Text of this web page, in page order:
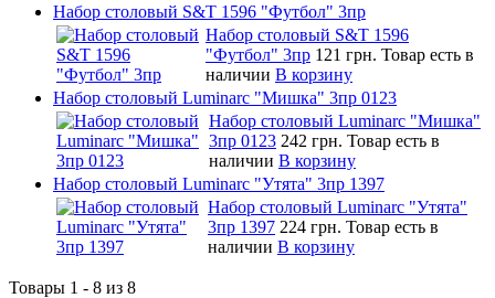
Набор столовый S&T 1596 "Футбол" 3пр
Набор столовый S&T 1596
"Футбол" 3пр 121 грн. Товар есть в
наличии В корзину
Набор столовый Luminarc "Мишка" 3пр 0123
Набор столовый Luminarc "Мишка"
3пр 0123 242 грн. Товар есть в
наличии В корзину
Набор столовый Luminarc "Утята" 3пр 1397
Набор столовый Luminarc "Утята"
3пр 1397 224 грн. Товар есть в
наличии В корзину
Товары 1 - 8 из 8